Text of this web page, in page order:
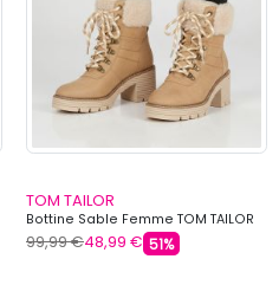
TOM TAILOR
Bottine Sable Femme TOM TAILOR
99,99 €48,99 € 51%